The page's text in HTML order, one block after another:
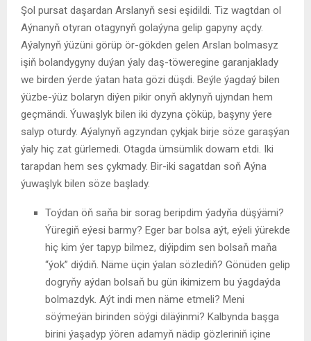
Şol pursat daşardan Arslanyň sesi eşidildi. Tiz wagtdan ol
Aýnanyň otyran otagynyň golaýyna gelip gapyny açdy.
Aýalynyň ýüzüni görüp ör-gökden gelen Arslan bolmasyz
işiň bolandygyny duýan ýaly daş-töweregine garanjaklady
we birden ýerde ýatan hata gözi düşdi. Beýle ýagdaý bilen
ýüzbe-ýüz bolaryn diýen pikir onyň aklynyň ujyndan hem
geçmändi. Ýuwaşlyk bilen iki dyzyna çöküp, başyny ýere
salyp oturdy. Aýalynyň agzyndan çykjak birje söze garaşýan
ýaly hiç zat gürlemedi. Otagda ümsümlik dowam etdi. Iki
tarapdan hem ses çykmady. Bir-iki sagatdan soň Aýna
ýuwaşlyk bilen söze başlady.
Toýdan öň saňa bir sorag beripdim ýadyňa düşýämi?
Ýüregiň eýesi barmy? Eger bar bolsa aýt, eýeli ýürekde
hiç kim ýer tapyp bilmez, diýipdim sen bolsaň maňa
“ýok” diýdiň. Näme üçin ýalan sözlediň? Gönüden gelip
dogryňy aýdan bolsaň bu gün ikimizem bu ýagdaýda
bolmazdyk. Aýt indi men näme etmeli? Meni
söýmeýän birinden söýgi diläýinmi? Kalbynda başga
birini ýaşadyp ýören adamyň nädip gözleriniň içine